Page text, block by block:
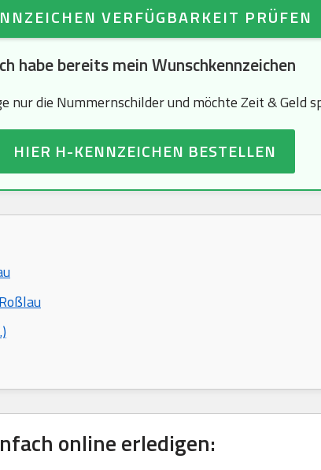
VERFÜGBARKEIT PRÜFEN
habe bereits mein Wunschkennzeichen
nur die Nummernschilder und möchte Zeit & Geld
HIER H-KENNZEICHEN BESTELLEN
online erledigen: